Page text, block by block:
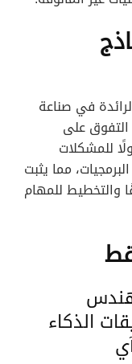
في صناعة
التفوق على
للمشكلات
مما يثبت
والتخطيط للمهام
الذكاء